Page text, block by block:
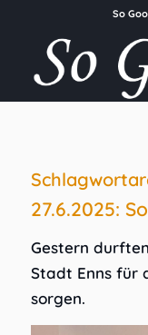
So
27.6.2025:
Gestern
Stadt Enns für
sorgen.